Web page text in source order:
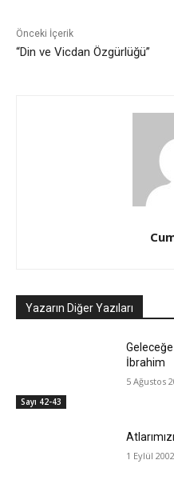
Önceki İçerik
“Din ve Vicdan Özgürlüğü”
Yazarın Diğer Yazıları
Sayı 42-43
İbrahim
5 Ağustos
1 Eylül 2002